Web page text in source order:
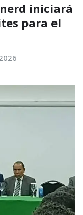
iniciará
para el